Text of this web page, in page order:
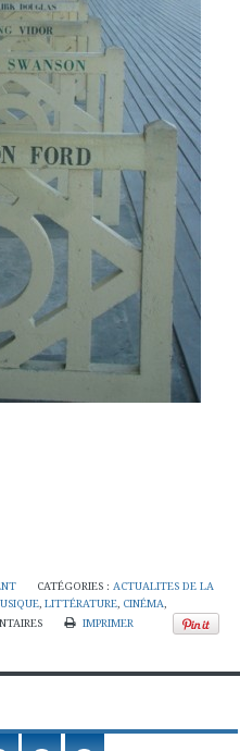
CATÉGORIES :ACTUALITES DE LA
,LITTÉRATURE, CINÉMA,
IMPRIMER